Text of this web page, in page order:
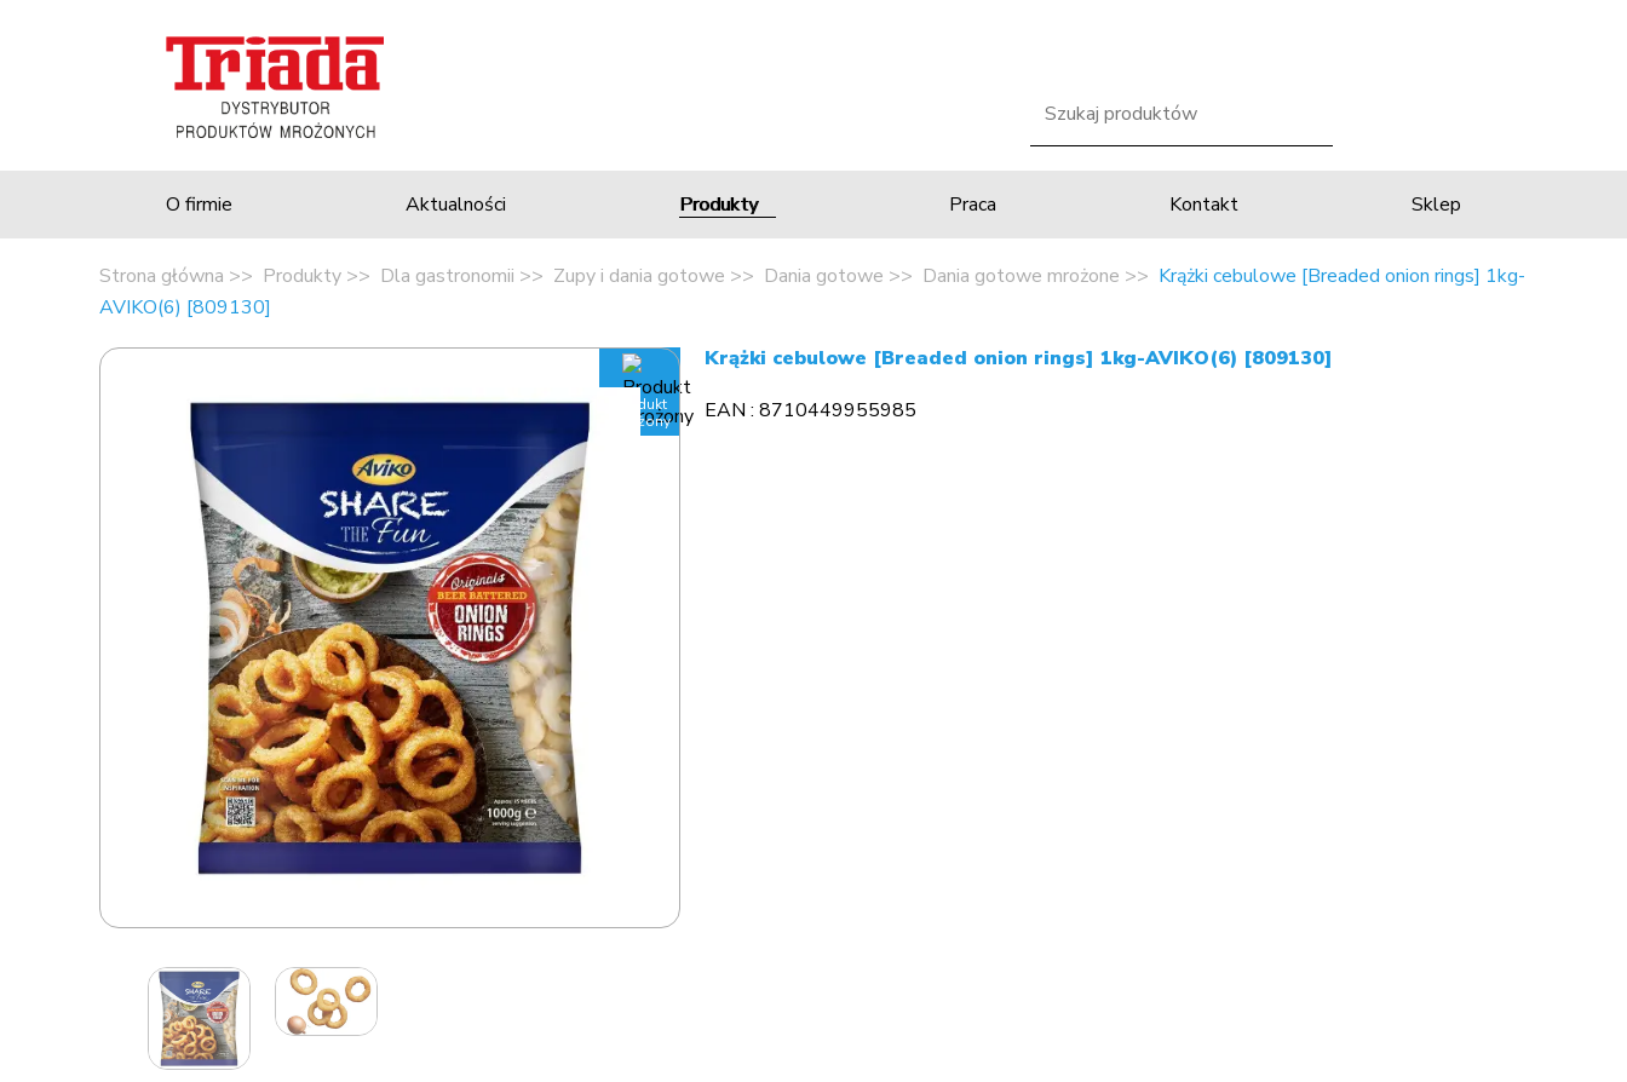
O firmie Aktualności Produkty Praca Kontakt Sklep
Strona główna Produkty Dla gastronomii Zupy i dania gotowe Dania gotowe Dania gotowe mrożone
Krążki cebulowe [Breaded onion rings] 1kg-
AVIKO(6) [809130]
Produkt
mrożony
Krążki cebulowe [Breaded onion rings] 1kg-AVIKO(6) [809130]
EAN : 8710449955985